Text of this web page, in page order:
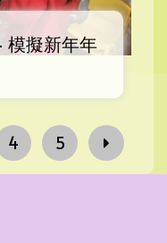
擬新年年
4 5